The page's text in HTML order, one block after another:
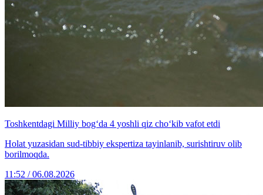
Toshkentdagi Milliy bog‘da 4 yoshli qiz cho‘kib vafot etdi
Holat yuzasidan sud-tibbiy ekspertiza tayinlanib, surishtiruv olib
borilmoqda.
11:52 / 06.08.2026